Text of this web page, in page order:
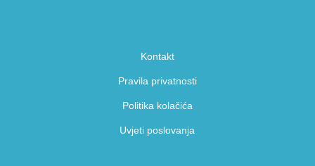
Kontakt
Pravila privatnosti
Politika kolačića
Uvjeti poslovanja